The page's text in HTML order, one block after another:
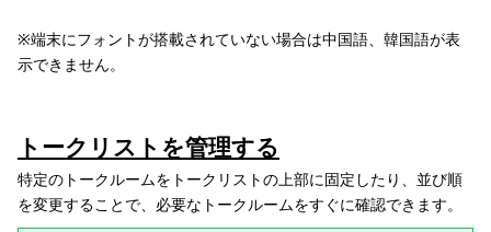
※端末にフォントが搭載されていない場合は中国語、韓国語が表
示できません。
トークリストを管理する
特定のトークルームをトークリストの上部に固定したり、並び順
を変更することで、必要なトークルームをすぐに確認できます。